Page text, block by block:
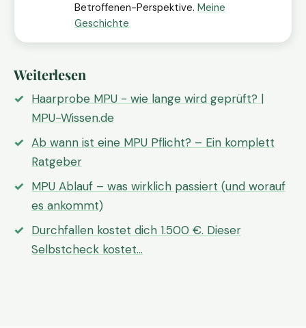
Betroffenen-Perspektive. Meine
Geschichte
Weiterlesen
Haarprobe MPU - wie lange wird geprüft? |
MPU-Wissen.de
Ab wann ist eine MPU Pflicht? – Ein komplett
Ratgeber
MPU Ablauf – was wirklich passiert (und worauf
es ankommt)
Durchfallen kostet dich 1.500 €. Dieser
Selbstcheck kostet…